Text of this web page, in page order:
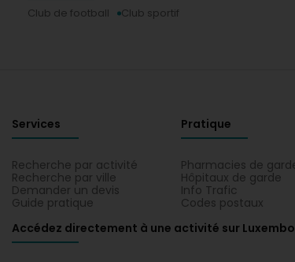
Club de football
Club sportif
Services
Recherche par activité
Recherche par ville
Demander un devis
Guide pratique
Pratique
Pharmacies de
Hôpitaux de garde
Info Trafic
Codes postaux
Accédez directement à une activité sur